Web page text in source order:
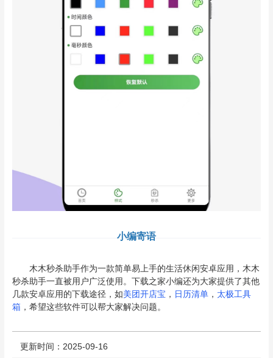
小编寄语
木木秒杀助手作为一款简单易上手的生活休闲安卓应用，木木
秒杀助手一直被用户广泛使用。下载之家小编还为大家提供了其他
几款安卓应用的下载途径，如美团开店宝 ， 日历清单， 太极工具
箱，希望这些软件可以帮大家解决问题。
更新时间：2025-09-16